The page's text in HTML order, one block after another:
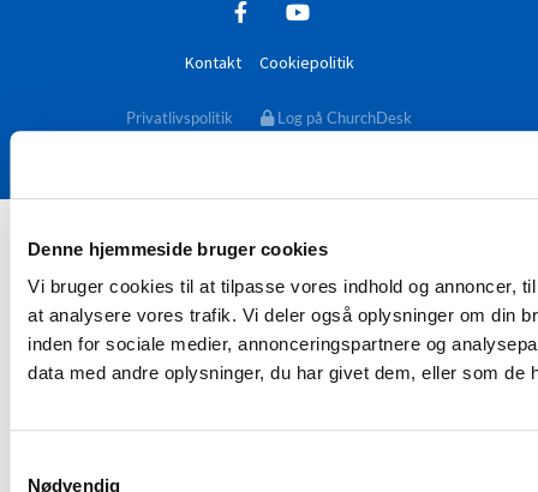
Denne hjemmeside bruger cookies
Vi bruger cookies til at tilpasse vores indhold og annoncer,
at analysere vores trafik. Vi deler også oplysninger om din
inden for sociale medier, annonceringspartnere og
data med andre oplysninger, du har givet dem, eller som de
Nødvendig
Kontakt Cookiepolitik
Privatlivspolitik Log på ChurchDesk